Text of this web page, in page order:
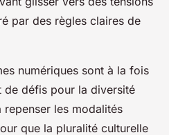
par des règles claires de
numériques sont à la fois
de défis pour la diversité
les modalités
que la pluralité culturelle